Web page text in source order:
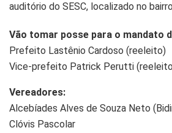
auditório do SESC, localizado no
Vão tomar posse para o mandato
Prefeito Lastênio Cardoso (reeleito)
Vice-prefeito Patrick Perutti
Vereadores:
Alcebíades Alves de Souza Neto
Clóvis Pascolar